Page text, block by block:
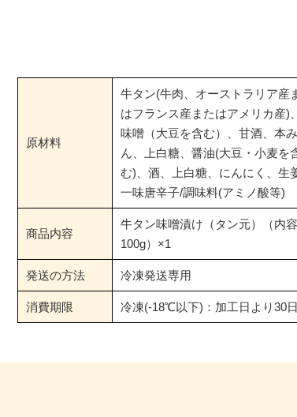
原材料
牛タン(牛肉、オーストラリア産
はフランス産またはアメリカ産)
味噌（大豆を含む）、甘酒、本
ん、上白糖、醤油(大豆・小麦を
む)、酒、上白糖、にんにく、生
一味唐辛子/調味料(アミノ酸等)
商品内容
牛タン味噌漬け（タン元）（内
100g）×1
発送の方法 冷凍発送専用
消費期限 冷凍(-18℃以下)：加工日より30